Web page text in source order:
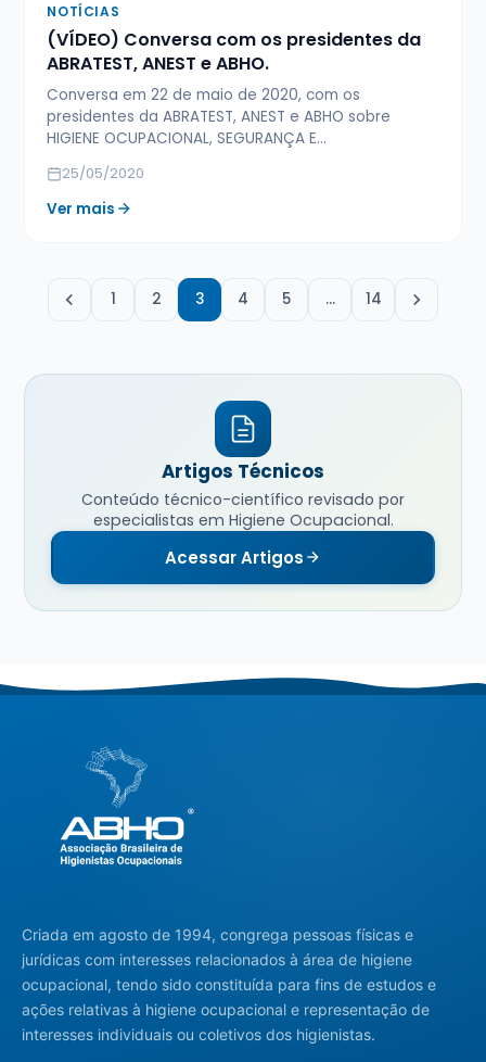
NOTÍCIAS
(VÍDEO) Conversa com os presidentes da
ABRATEST, ANEST e ABHO.
Conversa em 22 de maio de 2020, com os
presidentes da ABRATEST, ANEST e ABHO sobre
HIGIENE OCUPACIONAL, SEGURANÇA E…
25/05/2020
Ver mais
1 2 3 4 5 … 14
Artigos Técnicos
Conteúdo técnico-científico revisado por
especialistas em Higiene Ocupacional.
Acessar Artigos
Criada em agosto de 1994, congrega pessoas físicas e
jurídicas com interesses relacionados à área de higiene
ocupacional, tendo sido constituída para fins de estudos e
ações relativas à higiene ocupacional e representação de
interesses individuais ou coletivos dos higienistas.